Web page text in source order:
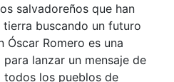
salvadoreños que han
buscando un futuro
Óscar Romero es una
lanzar un mensaje de
los pueblos de